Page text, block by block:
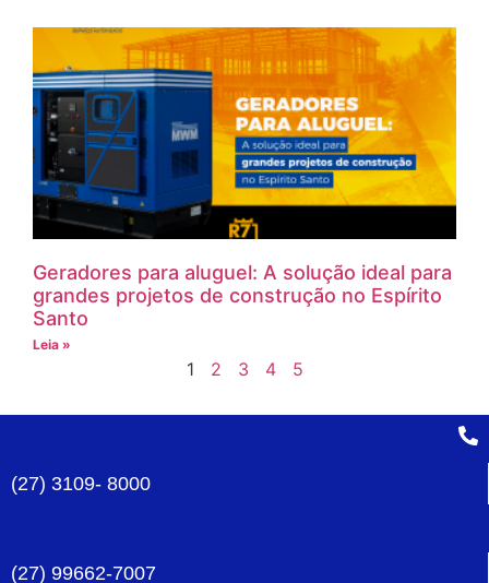
Geradores para aluguel: A solução ideal para
grandes projetos de construção no Espírito
Santo
Leia »
1 2 3 4 5
(27) 3109- 8000
(27) 99662-7007